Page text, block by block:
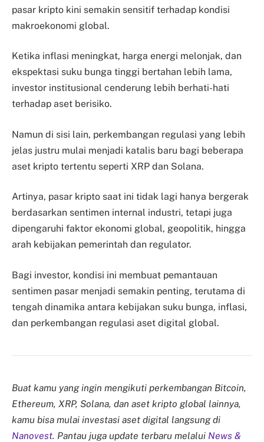
pasar kripto kini semakin sensitif terhadap kondisi
makroekonomi global.
Ketika inflasi meningkat, harga energi melonjak, dan
ekspektasi suku bunga tinggi bertahan lebih lama,
investor institusional cenderung lebih berhati-hati
terhadap aset berisiko.
Namun di sisi lain, perkembangan regulasi yang lebih
jelas justru mulai menjadi katalis baru bagi beberapa
aset kripto tertentu seperti XRP dan Solana.
Artinya, pasar kripto saat ini tidak lagi hanya bergerak
berdasarkan sentimen internal industri, tetapi juga
dipengaruhi faktor ekonomi global, geopolitik, hingga
arah kebijakan pemerintah dan regulator.
Bagi investor, kondisi ini membuat pemantauan
sentimen pasar menjadi semakin penting, terutama di
tengah dinamika antara kebijakan suku bunga, inflasi,
dan perkembangan regulasi aset digital global.
Buat kamu yang ingin mengikuti perkembangan Bitcoin,
Ethereum, XRP, Solana, dan aset kripto global lainnya,
kamu bisa mulai investasi aset digital langsung di
Nanovest. Pantau juga update terbaru melalui News &